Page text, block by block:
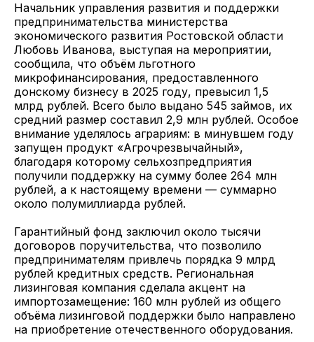
Начальник управления развития и поддержки
предпринимательства министерства
экономического развития Ростовской области
Любовь Иванова, выступая на мероприятии,
сообщила, что объём льготного
микрофинансирования, предоставленного
донскому бизнесу в 2025 году, превысил 1,5
млрд рублей. Всего было выдано 545 займов, их
средний размер составил 2,9 млн рублей. Особое
внимание уделялось аграриям: в минувшем году
запущен продукт «Агрочрезвычайный»,
благодаря которому сельхозпредприятия
получили поддержку на сумму более 264 млн
рублей, а к настоящему времени — суммарно
около полумиллиарда рублей.
Гарантийный фонд заключил около тысячи
договоров поручительства, что позволило
предпринимателям привлечь порядка 9 млрд
рублей кредитных средств. Региональная
лизинговая компания сделала акцент на
импортозамещение: 160 млн рублей из общего
объёма лизинговой поддержки было направлено
на приобретение отечественного оборудования.